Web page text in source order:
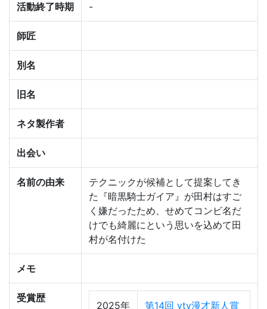
活動終了時期 -
師匠
別名
旧名
ネタ製作者
出会い
名前の由来
テクニックが候補として提案してき
た『暗黒騎士ガイア』が田村はすご
く嫌だったため、せめてコンビ名だ
けでも綺麗にという思いを込めて田
村が名付けた
メモ
受賞歴
2025年
第14回 ytv漫才新人賞